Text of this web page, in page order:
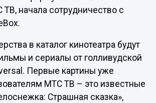
ТВ, начала сотрудничество с
в каталог кинотеатра будут
и сериалы от голливудской
Первые картины уже
МТС ТВ – это известные
Страшная сказка»,